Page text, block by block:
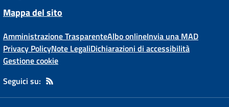
Mappa del sito
Amministrazione TrasparenteAlbo onlineInvia una MAD
Privacy PolicyNote LegaliDichiarazioni di accessibilità
Gestione cookie
Seguici su: